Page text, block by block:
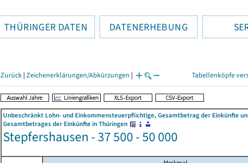
THÜRINGER DATEN DATENERHEBUNG
Zurück | Zeichenerklärungen/Abkürzungen | Tabellenköpfe
Unbeschränkt Lohn- und Einkommensteuerpflichtige, Gesamtbetrag der Einkünfte
Gesamtbetrages der Einkünfte in Thüringen
Stepfershausen - 37 500 - 50 000